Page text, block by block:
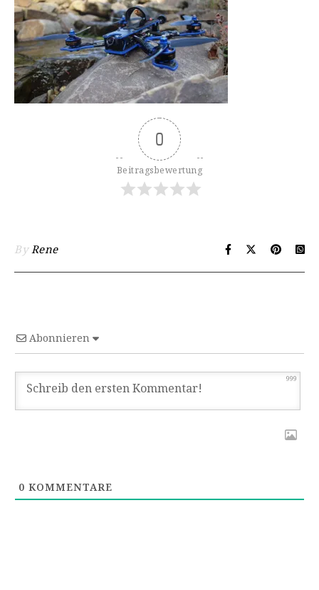
0
Beitragsbewertung
ByRene
Abonnieren
999
0 KOMMENTARE